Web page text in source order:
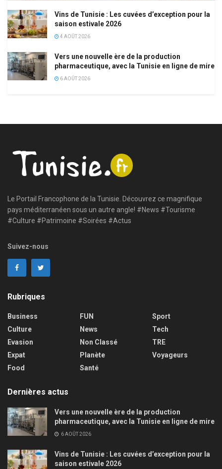
Vins de Tunisie : Les cuvées d’exception pour la
saison estivale 2026
4 AOÛT 2026
Vers une nouvelle ère de la production
pharmaceutique, avec la Tunisie en ligne de mire
6 AOÛT 2026
Le Portail Francophone de la Tunisie. Découvrez ce magnifique
pays méditerranéen sous un autre angle! #News #Tourisme
#Culture #Patrimoine #Soirées #Actus
Suivez-nous
Rubriques
Business
Culture
Evasion
Expat
Food
FUN
News
Non Classé
Planète
Santé
Sport
Tech
TRE
Voyageurs
Dernières actus
Vers une nouvelle ère de la production
pharmaceutique, avec la Tunisie en ligne de mire
6 AOÛT 2026
Vins de Tunisie : Les cuvées d’exception pour la
saison estivale 2026